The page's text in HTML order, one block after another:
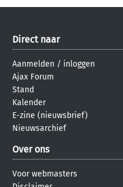
Direct naar
Aanmelden / inloggen
Ajax Forum
Stand
Kalender
E-zine (nieuwsbrief)
Nieuwsarchief
Over ons
Voor webmasters